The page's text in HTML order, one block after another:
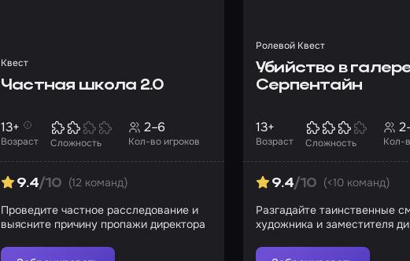
Квест
Частная школа 2.0
Возраст
13+
Сложность Кол-во игроков
2–6
9.4/10 (12 команд)
Проведите частное расследование и
выясните причину пропажи директора
Ролевой Квест
Убийство в
Серпентайн
Возраст
13+
Сложность Кол-
9.4/10 (<10 команд)
Разгадайте таинственные
художника и заместителя